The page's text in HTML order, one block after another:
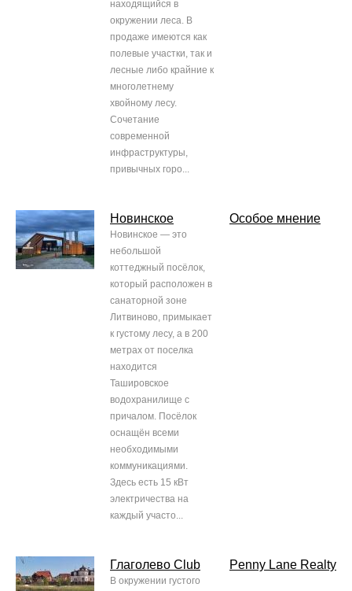
находящийся в
окружении леса. В
продаже имеются как
полевые участки, так и
лесные либо крайние к
многолетнему
хвойному лесу.
Сочетание
современной
инфраструктуры,
привычных горо...
Новинское
Новинское — это
небольшой
коттеджный посёлок,
который расположен в
санаторной зоне
Литвиново, примыкает
к густому лесу, а в 200
метрах от поселка
находится
Ташировское
водохранилище с
причалом. Посёлок
оснащён всеми
необходимыми
коммуникациями.
Здесь есть 15 кВт
электричества на
каждый участо...
Особое мнение
Глаголево Club
В окружении густого
Penny Lane Realty